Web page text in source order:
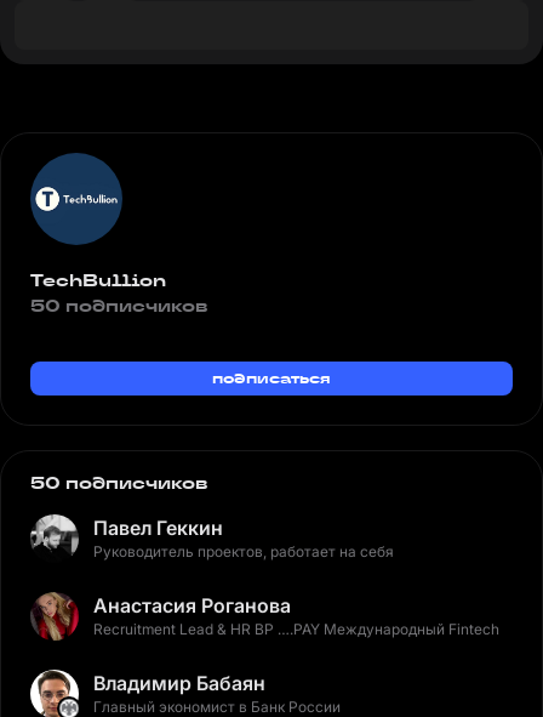
TechBullion
50 подписчиков
подписаться
50 подписчиков
Павел Геккин
Руководитель проектов, работает на себя
Анастасия Роганова
Recruitment Lead & HR BP ….PAY Международный Fintech
Владимир Бабаян
Главный экономист в Банк России